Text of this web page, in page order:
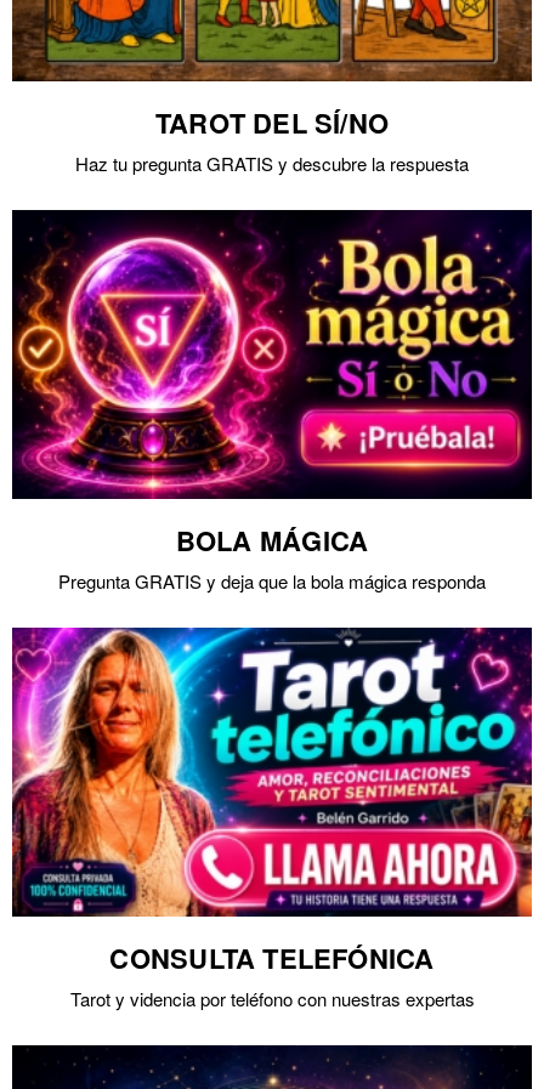
TAROT DEL SÍ/NO
Haz tu pregunta GRATIS y descubre la respuesta
BOLA MÁGICA
Pregunta GRATIS y deja que la bola mágica responda
CONSULTA TELEFÓNICA
Tarot y videncia por teléfono con nuestras expertas